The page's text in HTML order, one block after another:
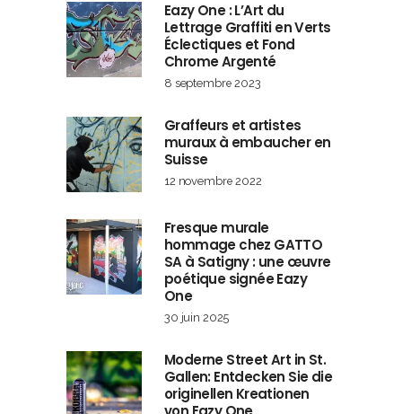
Eazy One : L’Art du
Lettrage Graffiti en Verts
Éclectiques et Fond
Chrome Argenté
8 septembre 2023
Graffeurs et artistes
muraux à embaucher en
Suisse
12 novembre 2022
Fresque murale
hommage chez GATTO
SA à Satigny : une œuvre
poétique signée Eazy
One
30 juin 2025
Moderne Street Art in St.
Gallen: Entdecken Sie die
originellen Kreationen